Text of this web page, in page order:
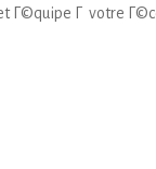
Г©quipe Г votre